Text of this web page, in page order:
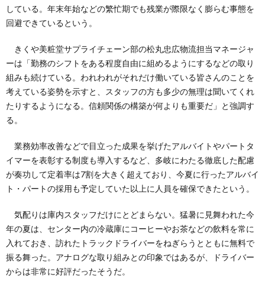
している。年末年始などの繁忙期でも残業が際限なく膨らむ事態を
回避できているという。
きくや美粧堂サプライチェーン部の松丸忠広物流担当マネージャ
ーは「勤務のシフトをある程度自由に組めるようにするなどの取り
組みも続けている。われわれがそれだけ働いている皆さんのことを
考えている姿勢を示すと、スタッフの方も多少の無理は聞いてくれ
たりするようになる。信頼関係の構築が何よりも重要だ」と強調す
る。
業務効率改善などで目立った成果を挙げたアルバイトやパートタ
イマーを表彰する制度も導入するなど、多岐にわたる徹底した配慮
が奏功して定着率は7割を大きく超えており、今夏に行ったアルバイ
ト・パートの採用も予定していた以上に人員を確保できたという。
気配りは庫内スタッフだけにとどまらない。猛暑に見舞われた今
年の夏は、センター内の冷蔵庫にコーヒーやお茶などの飲料を常に
入れておき、訪れたトラックドライバーをねぎらうとともに無料で
振る舞った。アナログな取り組みとの印象ではあるが、ドライバー
からは非常に好評だったそうだ。